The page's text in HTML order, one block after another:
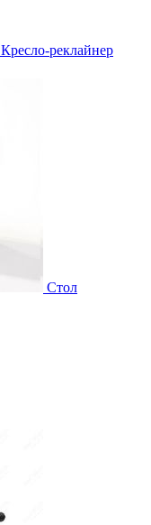
Кресло-реклайнер
Стол